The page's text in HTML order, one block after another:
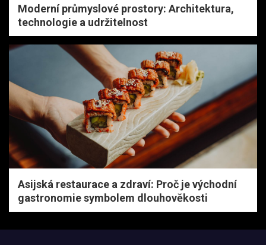
Moderní průmyslové prostory: Architektura,
technologie a udržitelnost
Asijská restaurace a zdraví: Proč je východní
gastronomie symbolem dlouhověkosti